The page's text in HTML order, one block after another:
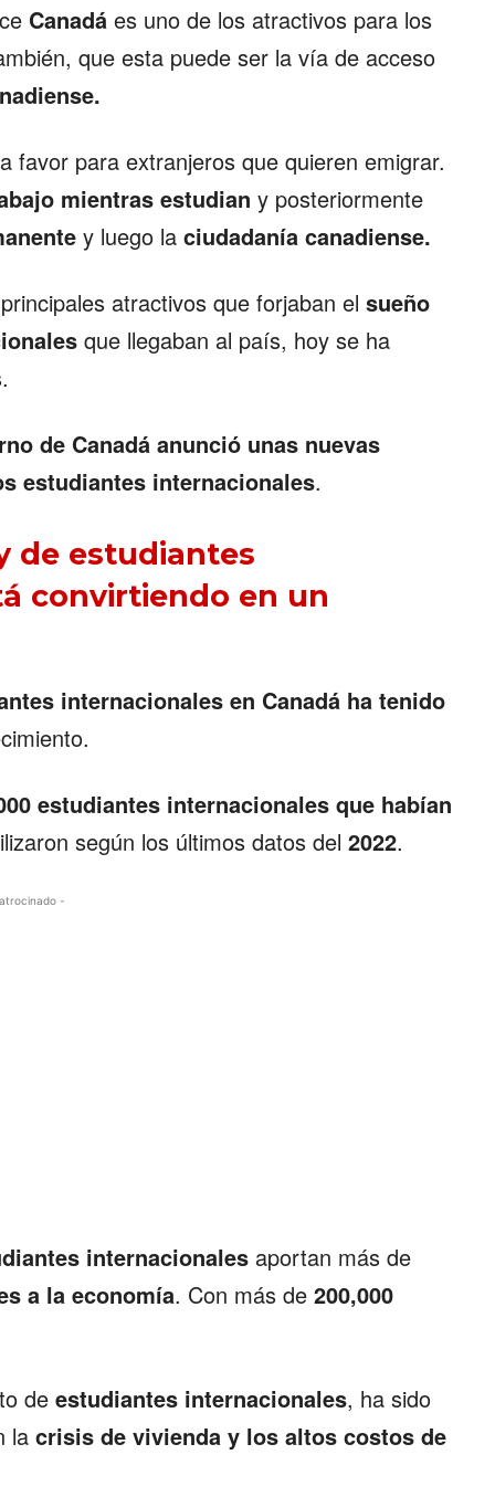
©2026 QPASA MEDIA, Inc. All rights reserved.
Canadá es uno de los atractivos para los
que esta puede ser la vía de acceso
favor para extranjeros que quieren emigrar.
mientras estudian y posteriormente
y luego la ciudadanía canadiense.
atractivos que forjaban el sueño
que llegaban al país, hoy se ha
de Canadá anunció unas nuevas
estudiantes internacionales.
de estudiantes
convirtiendo en un
internacionales en Canadá ha tenido
estudiantes internacionales que habían
según los últimos datos del 2022.
-
internacionales aportan más de
a la economía. Con más de 200,000
de estudiantes internacionales, ha sido
la crisis de vivienda y los altos costos de